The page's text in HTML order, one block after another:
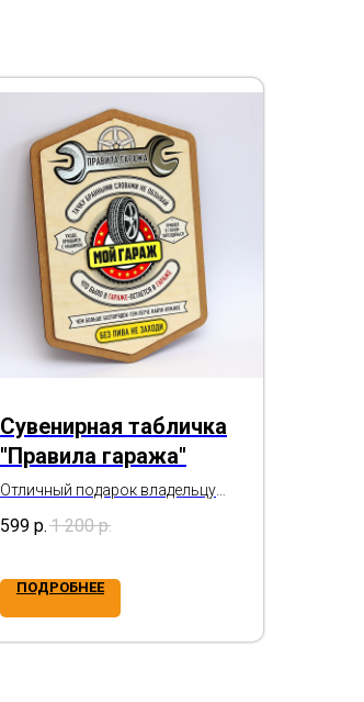
Сувенирная табличка
"Правила гаража"
Отличный подарок владельцу
599 р. 1 200 р.
ПОДРОБНЕЕ